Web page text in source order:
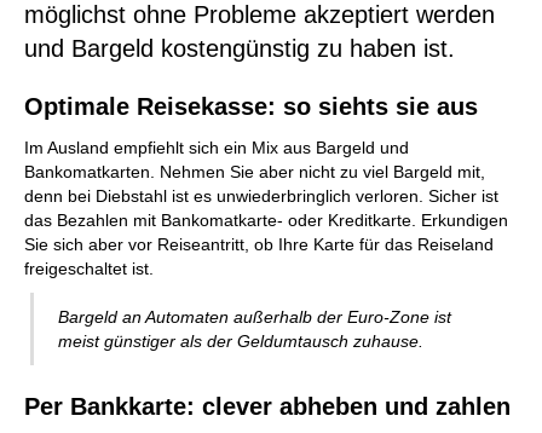
möglichst ohne Probleme akzeptiert werden
und Bargeld kostengünstig zu haben ist.
Optimale Reisekasse: so siehts sie aus
Im Ausland empfiehlt sich ein Mix aus Bargeld und
Bankomatkarten. Nehmen Sie aber nicht zu viel Bargeld mit,
denn bei Diebstahl ist es unwiederbringlich verloren. Sicher ist
das Bezahlen mit Bankomatkarte- oder Kreditkarte. Erkundigen
Sie sich aber vor Reiseantritt, ob Ihre Karte für das Reiseland
freigeschaltet ist.
Bargeld an Automaten außerhalb der Euro-Zone ist
meist günstiger als der Geldumtausch zuhause.
Per Bankkarte: clever abheben und zahlen